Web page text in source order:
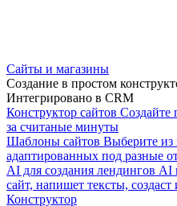
Сайты и магазины
Создание в простом
Интегрировано в CRM
Конструктор сайтов
за считаные минуты
Шаблоны сайтов Выберите из
адаптированных под разные
AI для создания лендингов AI
сайт, напишет тексты,
Конструктор